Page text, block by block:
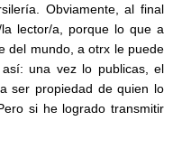
Obviamente, al final
lector/a, porque lo que a
del mundo, a otrx le puede
una vez lo publicas, el
ser propiedad de quien lo
si he logrado transmitir